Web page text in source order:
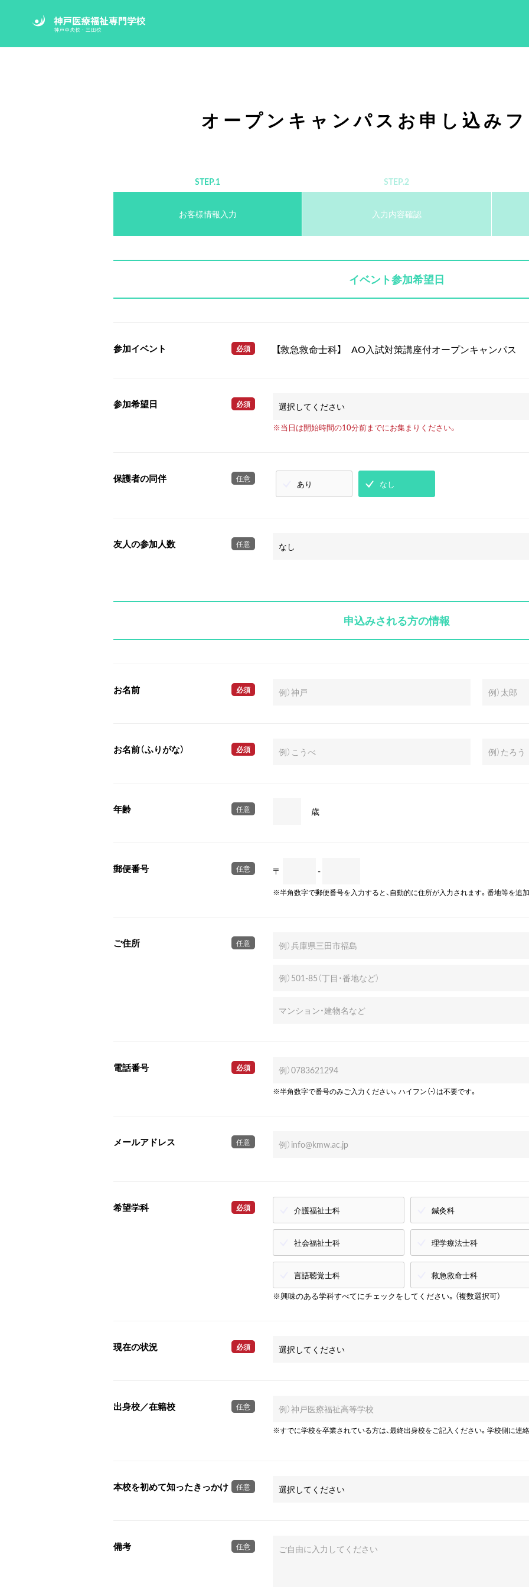
オープンキャンパスお申し込み
STEP.1
お客様情報入力
STEP.2
入力内容確認
イベント参加希望日
参加イベント 必須 【救急救命士科】 AO入試対策講座付オープンキャンパス
参加希望日 必須
※当日は開始時間の10分前までにお集まりください。
保護者の同伴 任意 あり なし
友人の参加人数 任意
申込みされる方の情報
お名前 必須
お名前（ふりがな） 必須
年齢 任意 歳
郵便番号 任意 〒 -
※半角数字で郵便番号を入力すると、自動的に住所が入力されます。番地等を追
ご住所 任意
電話番号 必須
※半角数字で番号のみご入力ください。ハイフン（-）は不要です。
メールアドレス 任意
希望学科 必須 介護福祉士科 鍼灸科
社会福祉士科 理学療法士科
言語聴覚士科 救急救命士科
※興味のある学科すべてにチェックをしてください。（複数選択可）
現在の状況 必須
出身校／在籍校 任意
※すでに学校を卒業されている方は、最終出身校をご記入ください。学校側に連
本校を初めて知ったきっかけ 任意
備考 任意